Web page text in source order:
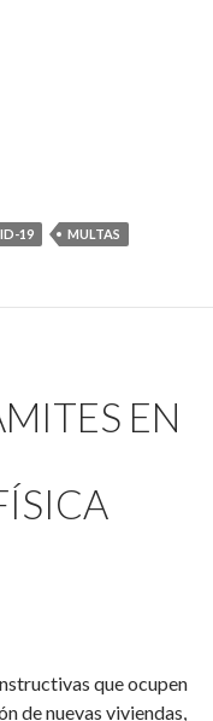
19 MULTAS
EN
que ocupen
de nuevas viviendas,